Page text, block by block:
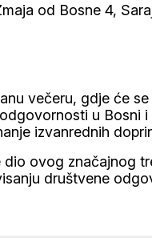
od Bosne 4,
večeru, gdje će
u
izvanrednih
dio ovog značajnog
društvene